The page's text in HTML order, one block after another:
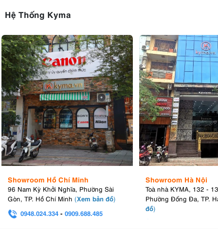
Hệ Thống Kyma
Showroom Hồ Chí Minh
96 Nam Kỳ Khởi Nghĩa, Phường Sài
Gòn, TP. Hồ Chí Minh (Xem bản đồ)
0948.024.334 - 0909.688.485
Showroom Hà Nội
Toà nhà KYMA, 132 -
Phường Đống Đa, TP.
đồ)